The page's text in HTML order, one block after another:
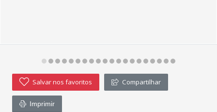
Salvar nos favoritos Compartilhar
Imprimir